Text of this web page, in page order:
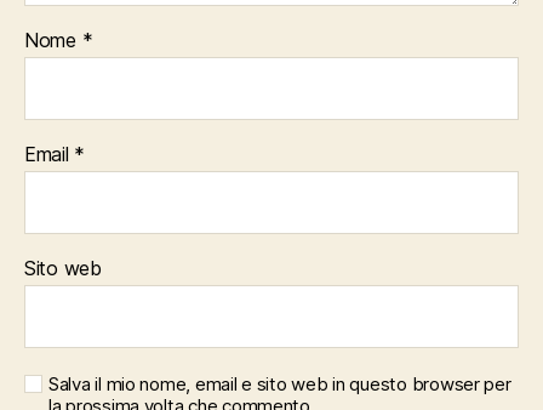
Nome *
Email *
Sito web
Salva il mio nome, email e sito web in questo browser per